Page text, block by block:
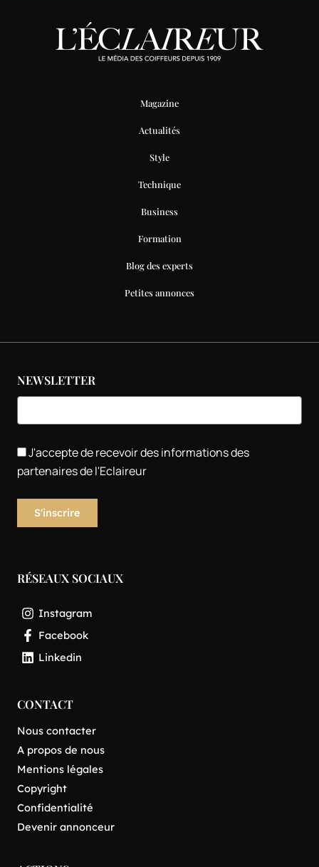
Magazine
Actualités
Style
Technique
Business
Formation
Blog des experts
Petites annonces
NEWSLETTER
J'accepte de recevoir des informations des
partenaires de l'Eclaireur
RÉSEAUX SOCIAUX
Instagram
Facebook
Linkedin
CONTACT
Nous contacter
A propos de nous
Mentions légales
Copyright
Confidentialité
Devenir annonceur